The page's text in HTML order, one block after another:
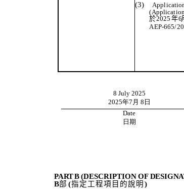
(3)
於2025 年6
AEP-665/
8 July 2025
2025年7 月 8 日
Date
日期
PARTB(DESCRIPTIONOF
B部 (指定工程項目的說明 )